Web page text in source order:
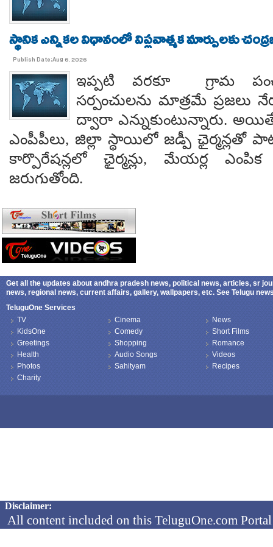
స్థానిక ఎన్నికల విధానంలో విప్లవాత్మక మార్పులకు
Publish Date:Aug 6, 2026
ఇప్పటి వరకూ గ్రామ
సర్పంచులను మాత్రమే ప్రజలు
ద్వారా ఎన్నుకుంటున్నారు.
ఎంపీపీలు, జిల్లా స్థాయిలో జడ్పీ ఛైర్మన్లతో
కార్పొరేషన్లలో ఛైర్మన్లు, మేయర్ల ఎంపిక
జరుగుతోంది.
Get all the updates about andhra pradesh news, political news, articles, sr
news, regional news, current affairs, gallery, wallpapers, etc. See Telugu
TeluguOne Services
TV
KidsOne
Greetings
Health
Photos
Charity
Cinema
Comedy
Shopping
Audio Songs
Sahityam
News
Short Films
Romance
Videos
Recipes
Disclaimer:
All content included on this TeluguOne.com